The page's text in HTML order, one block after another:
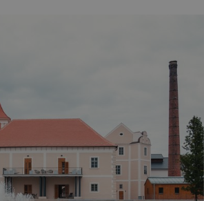
soubory
cílení
Nezařazené soubory
soubory cookie umožňují
webových stránek, jako je
a správa účtu. Webové stránky
nutných souborů cookie